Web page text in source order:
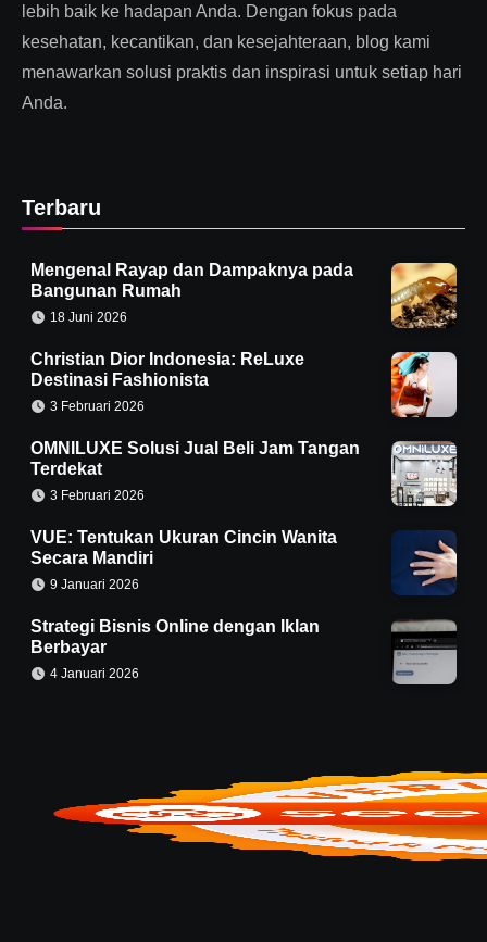
lebih baik ke hadapan Anda. Dengan fokus pada
kesehatan, kecantikan, dan kesejahteraan, blog kami
menawarkan solusi praktis dan inspirasi untuk setiap hari
Anda.
Terbaru
Mengenal Rayap dan Dampaknya pada
Bangunan Rumah
18 Juni 2026
Christian Dior Indonesia: ReLuxe
Destinasi Fashionista
3 Februari 2026
OMNILUXE Solusi Jual Beli Jam Tangan
Terdekat
3 Februari 2026
VUE: Tentukan Ukuran Cincin Wanita
Secara Mandiri
9 Januari 2026
Strategi Bisnis Online dengan Iklan
Berbayar
4 Januari 2026